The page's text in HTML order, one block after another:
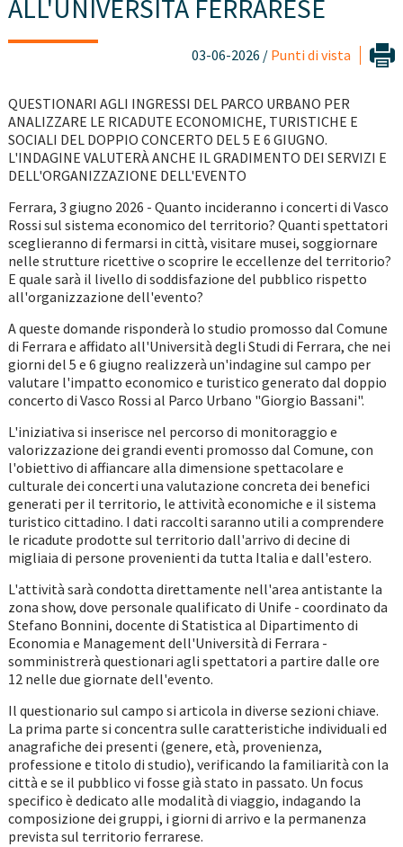
ALL'UNIVERSITÀ FERRARESE
03-06-2026 / Punti di vista
QUESTIONARI AGLI INGRESSI DEL PARCO URBANO PER
ANALIZZARE LE RICADUTE ECONOMICHE, TURISTICHE E
SOCIALI DEL DOPPIO CONCERTO DEL 5 E 6 GIUGNO.
L'INDAGINE VALUTERÀ ANCHE IL GRADIMENTO DEI SERVIZI E
DELL'ORGANIZZAZIONE DELL'EVENTO
Ferrara, 3 giugno 2026 - Quanto incideranno i concerti di Vasco
Rossi sul sistema economico del territorio? Quanti spettatori
sceglieranno di fermarsi in città, visitare musei, soggiornare
nelle strutture ricettive o scoprire le eccellenze del territorio?
E quale sarà il livello di soddisfazione del pubblico rispetto
all'organizzazione dell'evento?
A queste domande risponderà lo studio promosso dal Comune
di Ferrara e affidato all'Università degli Studi di Ferrara, che nei
giorni del 5 e 6 giugno realizzerà un'indagine sul campo per
valutare l'impatto economico e turistico generato dal doppio
concerto di Vasco Rossi al Parco Urbano "Giorgio Bassani".
L'iniziativa si inserisce nel percorso di monitoraggio e
valorizzazione dei grandi eventi promosso dal Comune, con
l'obiettivo di affiancare alla dimensione spettacolare e
culturale dei concerti una valutazione concreta dei benefici
generati per il territorio, le attività economiche e il sistema
turistico cittadino. I dati raccolti saranno utili a comprendere
le ricadute prodotte sul territorio dall'arrivo di decine di
migliaia di persone provenienti da tutta Italia e dall'estero.
L'attività sarà condotta direttamente nell'area antistante la
zona show, dove personale qualificato di Unife - coordinato da
Stefano Bonnini, docente di Statistica al Dipartimento di
Economia e Management dell'Università di Ferrara -
somministrerà questionari agli spettatori a partire dalle ore
12 nelle due giornate dell'evento.
Il questionario sul campo si articola in diverse sezioni chiave.
La prima parte si concentra sulle caratteristiche individuali ed
anagrafiche dei presenti (genere, età, provenienza,
professione e titolo di studio), verificando la familiarità con la
città e se il pubblico vi fosse già stato in passato. Un focus
specifico è dedicato alle modalità di viaggio, indagando la
composizione dei gruppi, i giorni di arrivo e la permanenza
prevista sul territorio ferrarese.